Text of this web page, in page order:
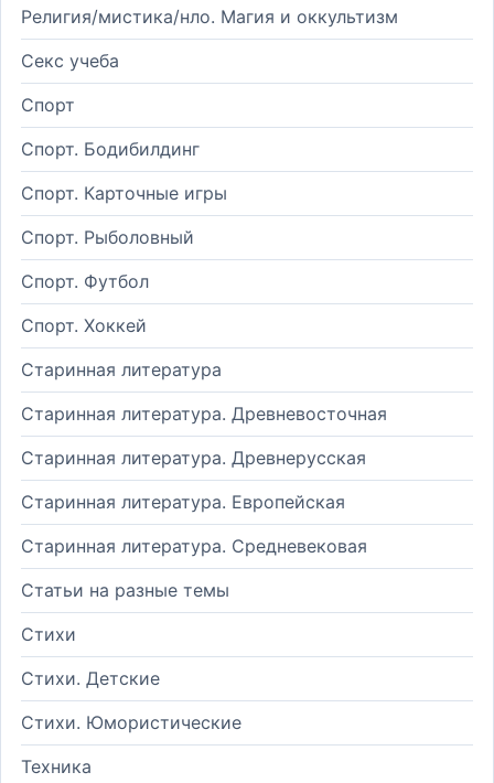
Религия/мистика/нло. Магия и оккультизм
Секс учеба
Спорт
Спорт. Бодибилдинг
Спорт. Карточные игры
Спорт. Рыболовный
Спорт. Футбол
Спорт. Хоккей
Старинная литература
Старинная литература. Древневосточная
Старинная литература. Древнерусская
Старинная литература. Европейская
Старинная литература. Средневековая
Статьи на разные темы
Стихи
Стихи. Детские
Стихи. Юмористические
Техника